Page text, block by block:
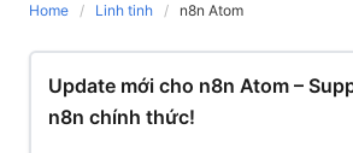
Home Linh tinh n8n Atom
Update mới cho n8n Atom –
n8n chính thức!